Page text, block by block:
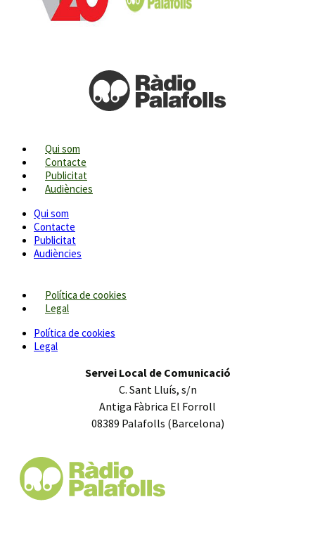
Qui som
Contacte
Publicitat
Audiències
Qui som
Contacte
Publicitat
Audiències
Política de cookies
Legal
Política de cookies
Legal
Servei Local de Comunicació
C. Sant Lluís, s/n
Antiga Fàbrica El Forroll
08389 Palafolls (Barcelona)